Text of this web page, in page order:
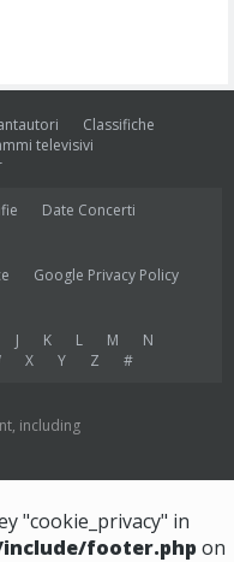
Classifiche
televisivi
Date Concerti
Google Privacy Policy
J K L M
N
X Y Z #
including
"cookie_privacy" in
footer.php on